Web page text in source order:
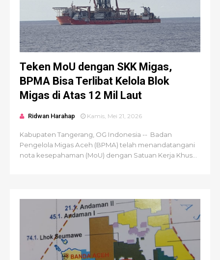
Teken MoU dengan SKK Migas,
BPMA Bisa Terlibat Kelola Blok
Migas di Atas 12 Mil Laut
Ridwan Harahap Kamis, Mei 21, 2026
Kabupaten Tangerang, OG Indonesia -- Badan
Pengelola Migas Aceh (BPMA) telah menandatangani
nota kesepahaman (MoU) dengan Satuan Kerja Khus...